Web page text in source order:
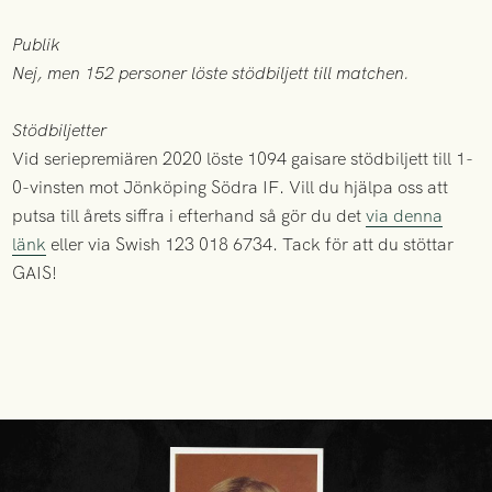
Publik
Nej, men 152 personer löste stödbiljett till matchen.
Stödbiljetter
Vid seriepremiären 2020 löste 1094 gaisare stödbiljett till 1-
0-vinsten mot Jönköping Södra IF. Vill du hjälpa oss att
putsa till årets siffra i efterhand så gör du detvia denna
länk eller via Swish 123 018 6734. Tack för att du stöttar
GAIS!